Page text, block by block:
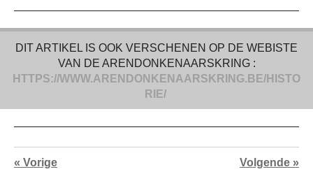
DIT ARTIKEL IS OOK VERSCHENEN OP DE WEBISTE
VAN DE ARENDONKENAARSKRING :
HTTPS://WWW.ARENDONKENAARSKRING.BE/HISTO
RIE/
« Vorige Volgende »